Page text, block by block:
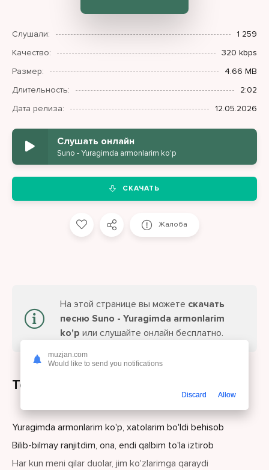
Слушали:
1 259
Качество:
320 kbps
Размер:
4.66 MB
Длительность:
2:02
Дата релиза:
12.05.2026
Слушать онлайн
Suno - Yuragimda armonlarim ko'p
СКАЧАТЬ
Жалоба
На этой странице вы можете скачать
песню Suno - Yuragimda armonlarim
ko'p или слушайте онлайн бесплатно.
Текст песни
Yuragimda armonlarim ko'p, xatolarim bo'ldi behisob
Bilib-bilmay ranjitdim, ona, endi qalbim to'la iztirob
Har kun meni qilar duolar, jim ko'zlarimga qaraydi
muzjan.com
Would like to send you notifications
Discard Allow